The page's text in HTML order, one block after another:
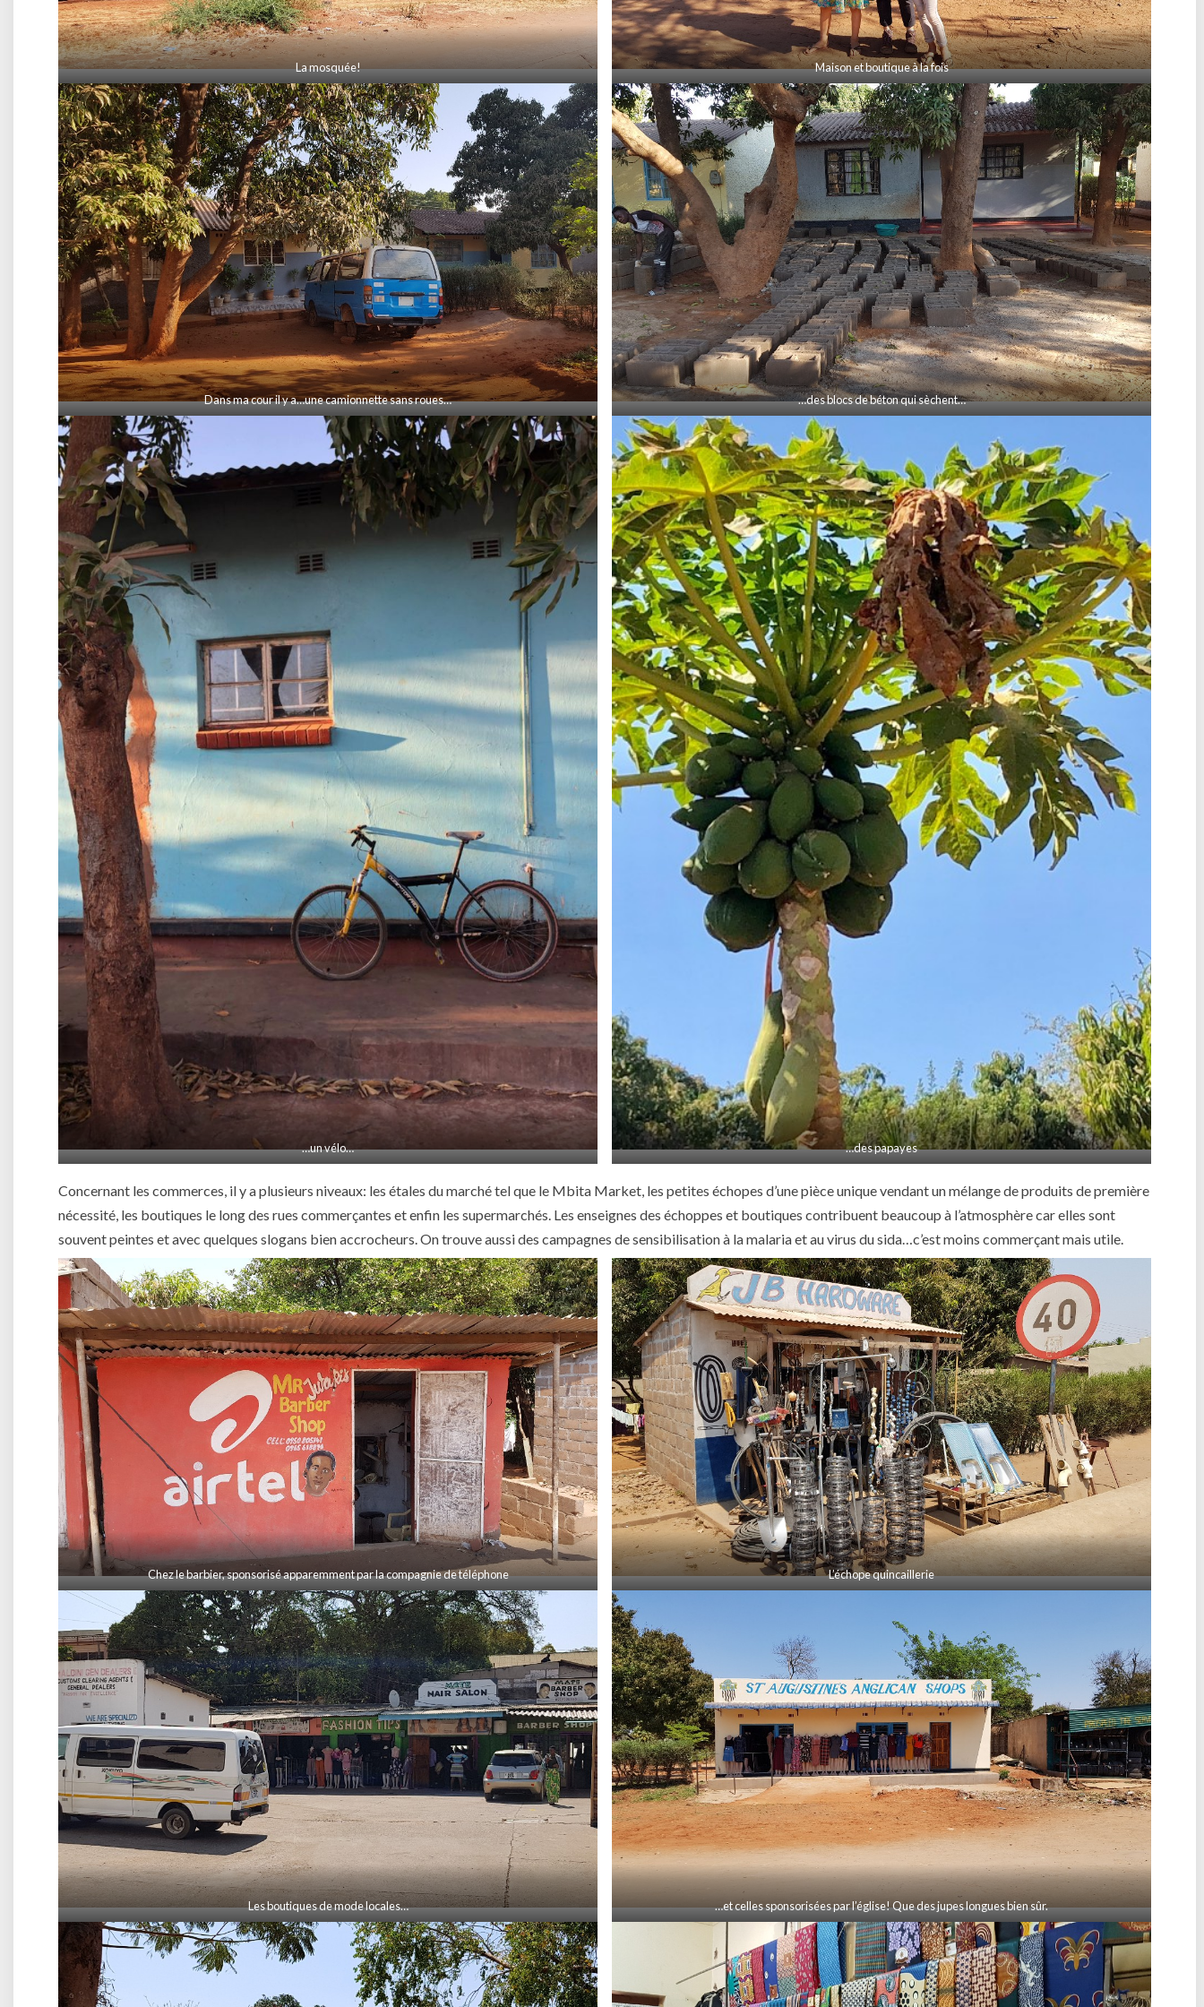
La mosquée! Maison et boutique à la fois
Dans ma cour il y a…une camionnette sans roues… …des blocs de béton qui sèchent…
…un vélo… …des papayes
Concernant les commerces, il y a plusieurs niveaux: les étales du marché tel que le Mbita Market, les petites échopes d’une pièce unique vendant un mélange de produits de première
nécessité, les boutiques le long des rues commerçantes et enfin les supermarchés. Les enseignes des échoppes et boutiques contribuent beaucoup à l’atmosphère car elles sont
souvent peintes et avec quelques slogans bien accrocheurs. On trouve aussi des campagnes de sensibilisation à la malaria et au virus du sida…c’est moins commerçant mais utile.
Chez le barbier, sponsorisé apparemment par la compagnie de téléphone L’échope quincaillerie
Les boutiques de mode locales… …et celles sponsorisées par l’église! Que des jupes longues bien sûr.